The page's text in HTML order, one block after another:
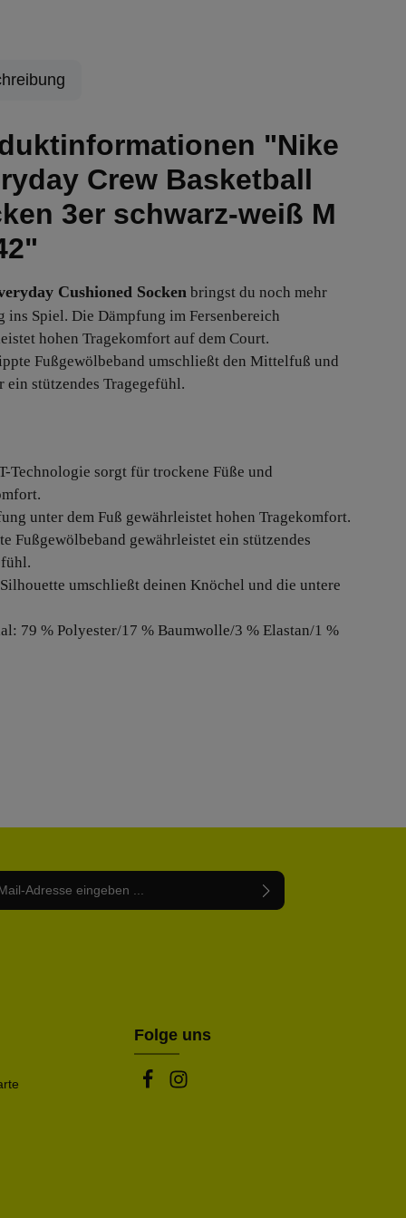
"Nike
Crew Basketball
3er schwarz-weiß M
Cushioned Socken bringst du noch mehr
ins Spiel. Die Dämpfung im Fersenbereich
hohen Tragekomfort auf dem Court.
Fußgewölbeband umschließt den Mittelfuß und
ein stützendes Tragegefühl.
Technologie sorgt für trockene Füße und
unter dem Fuß gewährleistet hohen Tragekomfort.
Fußgewölbeband gewährleistet ein stützendes
umschließt deinen Knöchel und die untere
79 % Polyester/17 % Baumwolle/3 % Elastan/1 %
Folge uns